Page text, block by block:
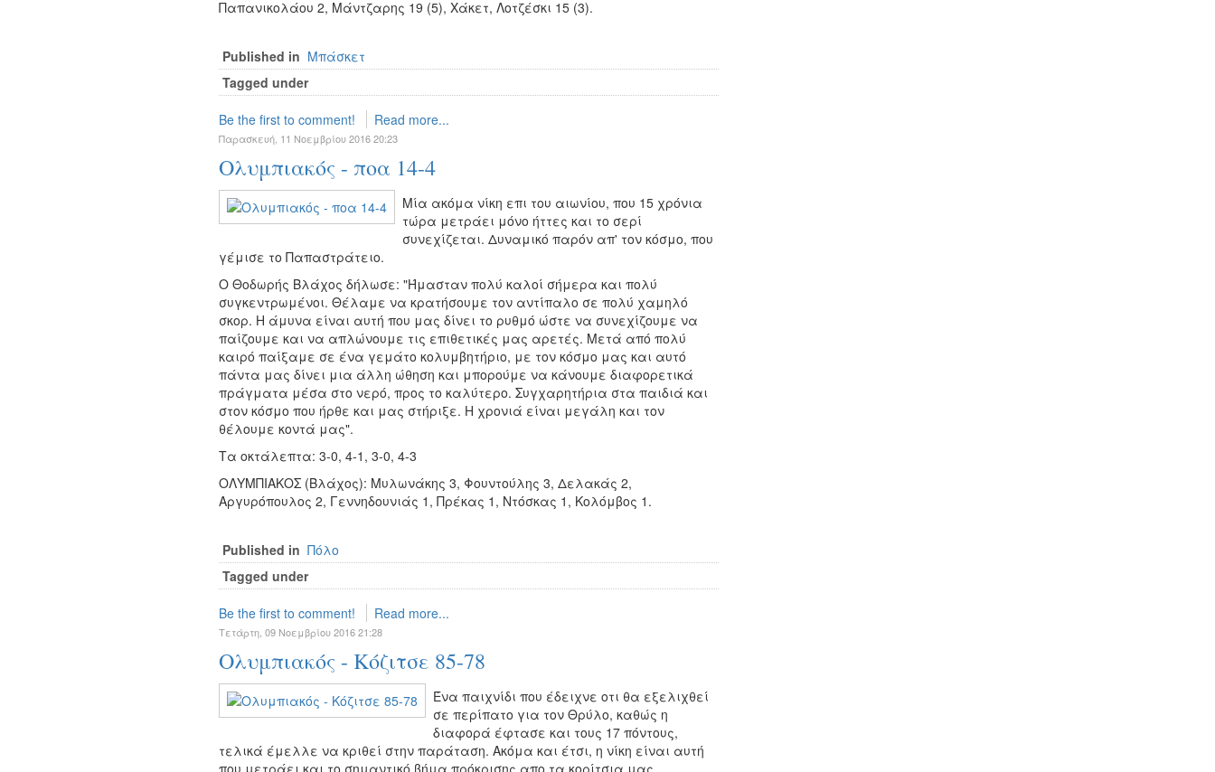
Παπανικολάου 2, Μάντζαρης 19 (5), Χάκετ, Λοτζέσκι 15 (3).
Published in Μπάσκετ
Tagged under
Be the first to comment! Read more...
Παρασκευή, 11 Νοεμβρίου 2016 20:23
Ολυμπιακός - ποα 14-4
Μία ακόμα νίκη επι του αιωνίου, που 15 χρόνια
τώρα μετράει μόνο ήττες και το σερί
συνεχίζεται. Δυναμικό παρόν απ' τον κόσμο, που
γέμισε το Παπαστράτειο.
Ο Θοδωρής Βλάχος δήλωσε: "Ήμασταν πολύ καλοί σήμερα και πολύ
συγκεντρωμένοι. Θέλαμε να κρατήσουμε τον αντίπαλο σε πολύ χαμηλό
σκορ. Η άμυνα είναι αυτή που μας δίνει το ρυθμό ώστε να συνεχίζουμε να
παίζουμε και να απλώνουμε τις επιθετικές μας αρετές. Μετά από πολύ
καιρό παίξαμε σε ένα γεμάτο κολυμβητήριο, με τον κόσμο μας και αυτό
πάντα μας δίνει μια άλλη ώθηση και μπορούμε να κάνουμε διαφορετικά
πράγματα μέσα στο νερό, προς το καλύτερο. Συγχαρητήρια στα παιδιά και
στον κόσμο που ήρθε και μας στήριξε. Η χρονιά είναι μεγάλη και τον
θέλουμε κοντά μας".
Τα οκτάλεπτα: 3-0, 4-1, 3-0, 4-3
ΟΛΥΜΠΙΑΚΟΣ (Βλάχος): Μυλωνάκης 3, Φουντούλης 3, Δελακάς 2,
Αργυρόπουλος 2, Γεννηδουνιάς 1, Πρέκας 1, Ντόσκας 1, Κολόμβος 1.
Published in Πόλο
Tagged under
Be the first to comment! Read more...
Τετάρτη, 09 Νοεμβρίου 2016 21:28
Ολυμπιακός - Κόζιτσε 85-78
Ένα παιχνίδι που έδειχνε οτι θα εξελιχθεί
σε περίπατο για τον Θρύλο, καθώς η
διαφορά έφτασε και τους 17 πόντους,
τελικά έμελλε να κριθεί στην παράταση. Ακόμα και έτσι, η νίκη είναι αυτή
που μετράει και το σημαντικό βήμα πρόκρισης απο τα κορίτσια μας.